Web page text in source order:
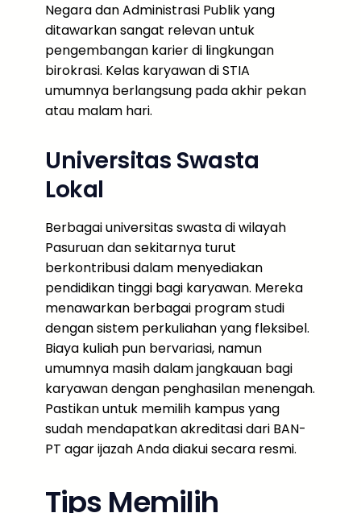
Negara dan Administrasi Publik yang
ditawarkan sangat relevan untuk
pengembangan karier di lingkungan
birokrasi. Kelas karyawan di STIA
umumnya berlangsung pada akhir pekan
atau malam hari.
Universitas Swasta
Lokal
Berbagai universitas swasta di wilayah
Pasuruan dan sekitarnya turut
berkontribusi dalam menyediakan
pendidikan tinggi bagi karyawan. Mereka
menawarkan berbagai program studi
dengan sistem perkuliahan yang fleksibel.
Biaya kuliah pun bervariasi, namun
umumnya masih dalam jangkauan bagi
karyawan dengan penghasilan menengah.
Pastikan untuk memilih kampus yang
sudah mendapatkan akreditasi dari BAN-
PT agar ijazah Anda diakui secara resmi.
Tips Memilih